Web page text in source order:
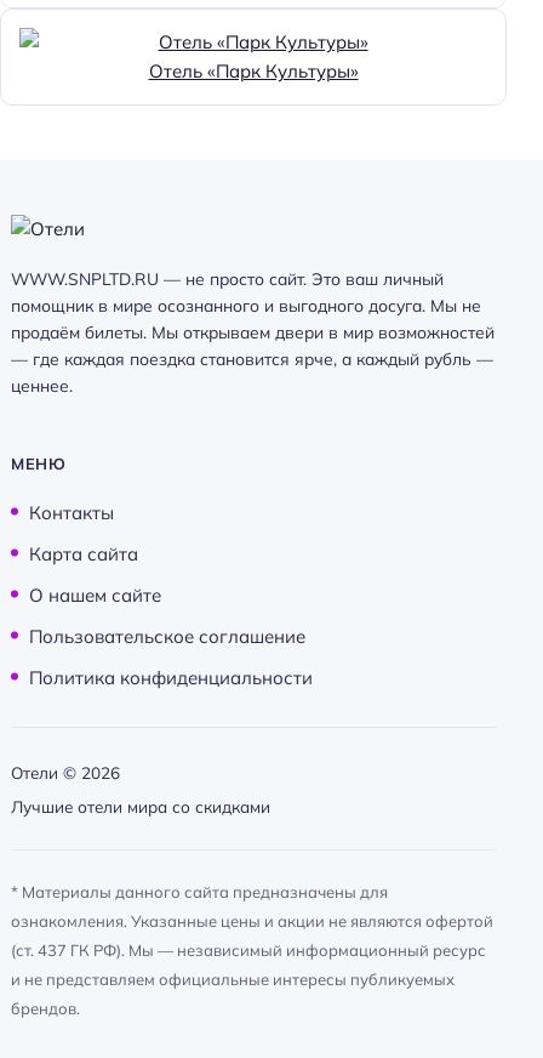
Отель «Парк Культуры»
WWW.SNPLTD.RU — не просто сайт. Это ваш личный
помощник в мире осознанного и выгодного досуга. Мы не
продаём билеты. Мы открываем двери в мир возможностей
— где каждая поездка становится ярче, а каждый рубль —
ценнее.
МЕНЮ
Контакты
Карта сайта
О нашем сайте
Пользовательское соглашение
Политика конфиденциальности
Отели © 2026
Лучшие отели мира со скидками
* Материалы данного сайта предназначены для
ознакомления. Указанные цены и акции не являются офертой
(ст. 437 ГК РФ). Мы — независимый информационный ресурс
и не представляем официальные интересы публикуемых
брендов.